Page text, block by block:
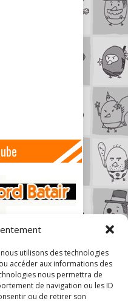
utilisons des technologies
accéder aux informations des
nous permettra de
de navigation ou les ID
ou de retirer son